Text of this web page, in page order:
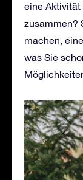
eine Aktivität
zusammen?
machen,
was Sie